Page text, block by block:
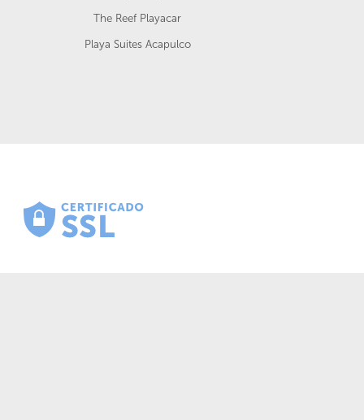
The Reef Playacar
Playa Suites Acapulco